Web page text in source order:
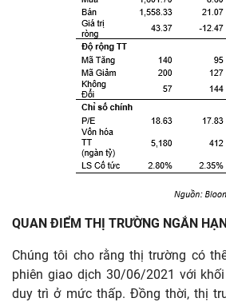
QUAN ĐIỂM THỊ TRƯỜNG NGẮN HẠN
Chúng tôi cho rằng thị trường có
phiên giao dịch 30/06/2021 với
duy trì ở mức thấp. Đồng thời, thị